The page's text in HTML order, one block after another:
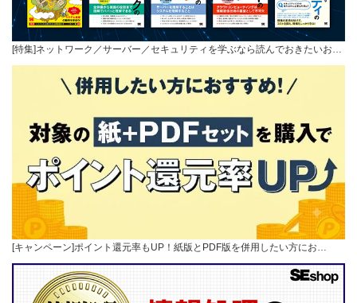
[特集]ネットワーク／サーバー／セキュリティを学ぶなら読んでおきたいお…
[キャンペーン]ポイント還元率もUP！紙版とPDF版を併用したい方にお…